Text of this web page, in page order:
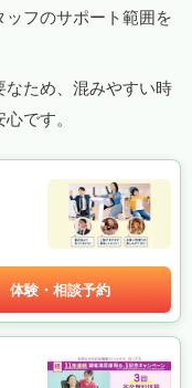
フのサポート範囲を
なため、混みやすい時
です。
体験・相談予約